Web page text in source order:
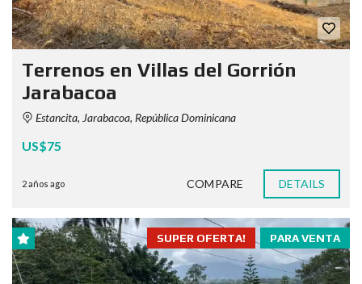
Terrenos en Villas del Gorrión
Jarabacoa
Estancita, Jarabacoa, República Dominicana
US$75
2 años ago COMPARE DETAILS
PARA VENTA
SUPER OFERTA!